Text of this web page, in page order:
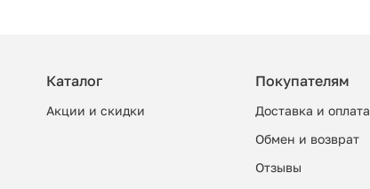
Каталог
Акции и скидки
Покупателям
Доставка и оплата
Обмен и возврат
Отзывы